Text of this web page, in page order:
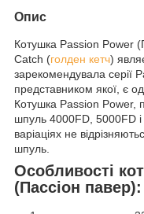
Опис
Котушка Passion Power
Catch (голден кетч)
зарекомендувала серії
представником якої, є
Котушка Passion Power,
шпуль 4000FD, 5000FD
варіаціях не
шпуль.
Особливості
(Пассіон павер):